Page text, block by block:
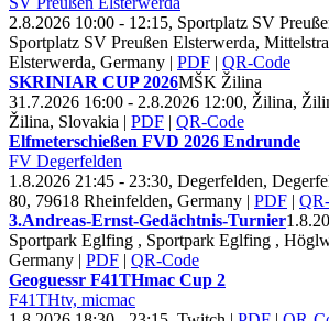
2.8.2026 10:00 - 12:15, Sportplatz SV
Sportplatz SV Preußen Elsterwerda,
Elsterwerda, Germany | PDF | QR-Code
SKRINIAR CUP2026MŠK Žilina
31.7.2026 16:00 - 2.8.2026 12:00, Žilina,
Žilina, Slovakia | PDF | QR-Code
Elfmeterschießen FVD 2026 Endrunde
FV Degerfelden
1.8.2026 21:45 - 23:30, Degerfelden,
80, 79618 Rheinfelden, Germany | PDF |
3.Andreas-Ernst-Gedächtnis-Turnier
Sportpark Eglfing , Sportpark Eglfing ,
Germany | PDF | QR-Code
Geoguessr F41THmac Cup 2
F41THtv, micmac